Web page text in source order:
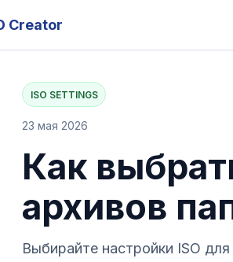
Creator
ISO SETTINGS
23 мая 2026
Как
архивов
Выбирайте настройки ISO